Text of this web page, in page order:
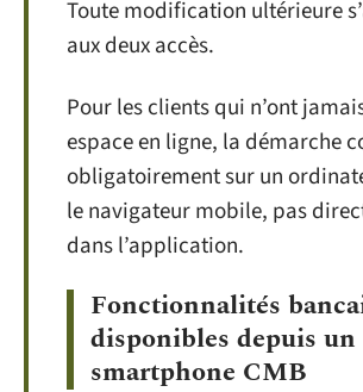
Toute modification ultérieure
aux deux accès.
Pour les clients qui n’ont
espace en ligne, la démarche
obligatoirement sur un
le navigateur mobile, pas
dans l’application.
Fonctionnalités
disponibles depuis un
smartphone CMB